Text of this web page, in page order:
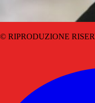
© RIPRODUZIONE